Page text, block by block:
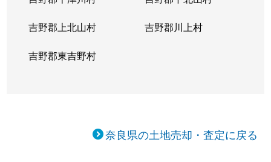
吉野郡上北山村 吉野郡川上村
吉野郡東吉野村
奈良県の土地売却・査定に戻る